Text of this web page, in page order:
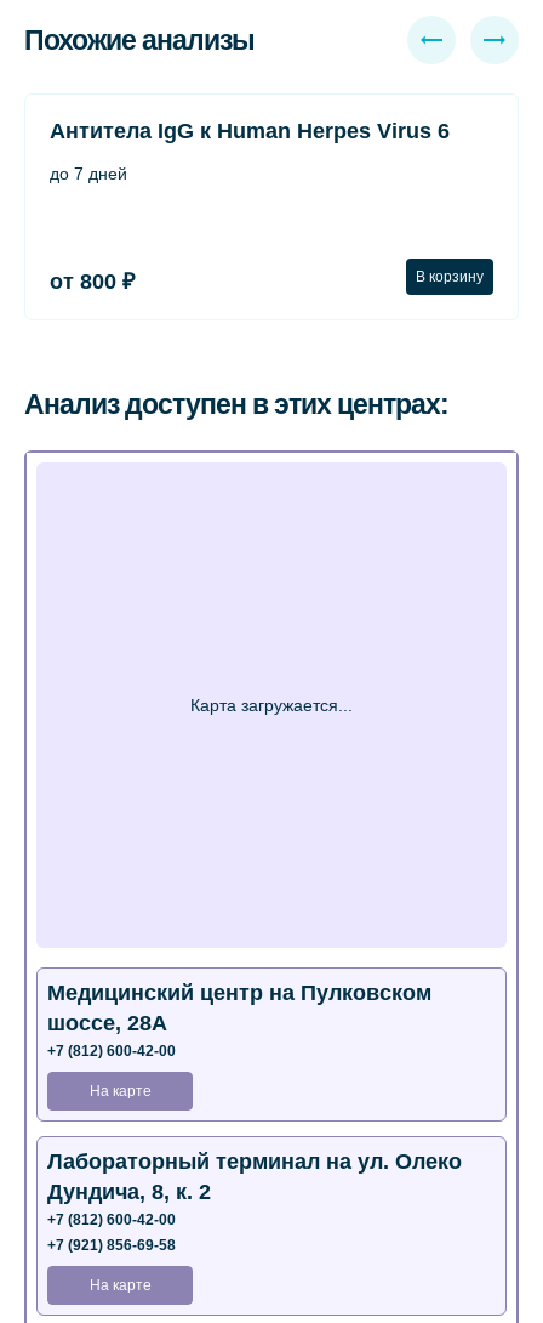
Похожие анализы
Антитела IgG к Human Herpes Virus 6
до 7 дней
от 800 ₽ В корзину
Анализ доступен в этих центрах:
Медицинский центр на Пулковском
шоссе, 28А
+7 (812) 600-42-00
На карте
Лабораторный терминал на ул. Олеко
Дундича, 8, к. 2
+7 (812) 600-42-00
+7 (921) 856-69-58
На карте